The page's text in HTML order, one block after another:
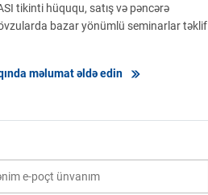
tikinti hüququ, satış və pəncərə
bazar yönümlü seminarlar təklif
məlumat əldə edin